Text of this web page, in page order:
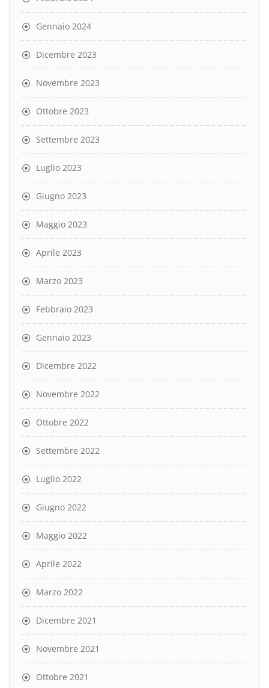
Gennaio 2024
Dicembre 2023
Novembre 2023
Ottobre 2023
Settembre 2023
Luglio 2023
Giugno 2023
Maggio 2023
Aprile 2023
Marzo 2023
Febbraio 2023
Gennaio 2023
Dicembre 2022
Novembre 2022
Ottobre 2022
Settembre 2022
Luglio 2022
Giugno 2022
Maggio 2022
Aprile 2022
Marzo 2022
Dicembre 2021
Novembre 2021
Ottobre 2021